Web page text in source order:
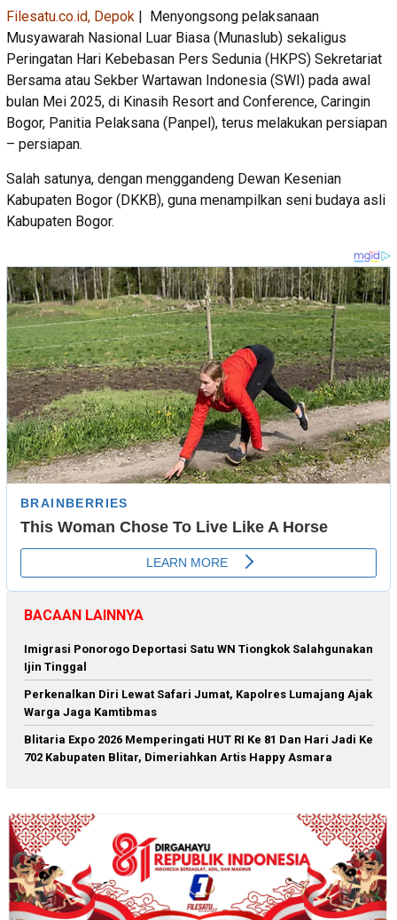
Filesatu.co.id, Depok | Menyongsong pelaksanaan
Musyawarah Nasional Luar Biasa (Munaslub) sekaligus
Peringatan Hari Kebebasan Pers Sedunia (HKPS) Sekretariat
Bersama atau Sekber Wartawan Indonesia (SWI) pada awal
bulan Mei 2025, di Kinasih Resort and Conference, Caringin
Bogor, Panitia Pelaksana (Panpel), terus melakukan persiapan
– persiapan.
Salah satunya, dengan menggandeng Dewan Kesenian
Kabupaten Bogor (DKKB), guna menampilkan seni budaya asli
Kabupaten Bogor.
BACAAN LAINNYA
Imigrasi Ponorogo Deportasi Satu WN Tiongkok Salahgunakan
Ijin Tinggal
Perkenalkan Diri Lewat Safari Jumat, Kapolres Lumajang Ajak
Warga Jaga Kamtibmas
Blitaria Expo 2026 Memperingati HUT RI Ke 81 Dan Hari Jadi Ke
702 Kabupaten Blitar, Dimeriahkan Artis Happy Asmara